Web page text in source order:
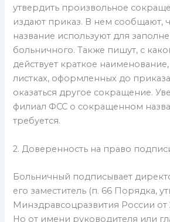
утвердить произвольное
издают приказ. В нем сообщают,
название используют для
больничного. Также пишут, с
действует краткое
листках, оформленных до
оказаться другое сокращение.
филиал ФСС о сокращенном
требуется.
2. Доверенность на право
Больничный подписывает
его заместитель (п. 66 Порядка,
Минздравсоцразвития России от
Но от имени руководителя или